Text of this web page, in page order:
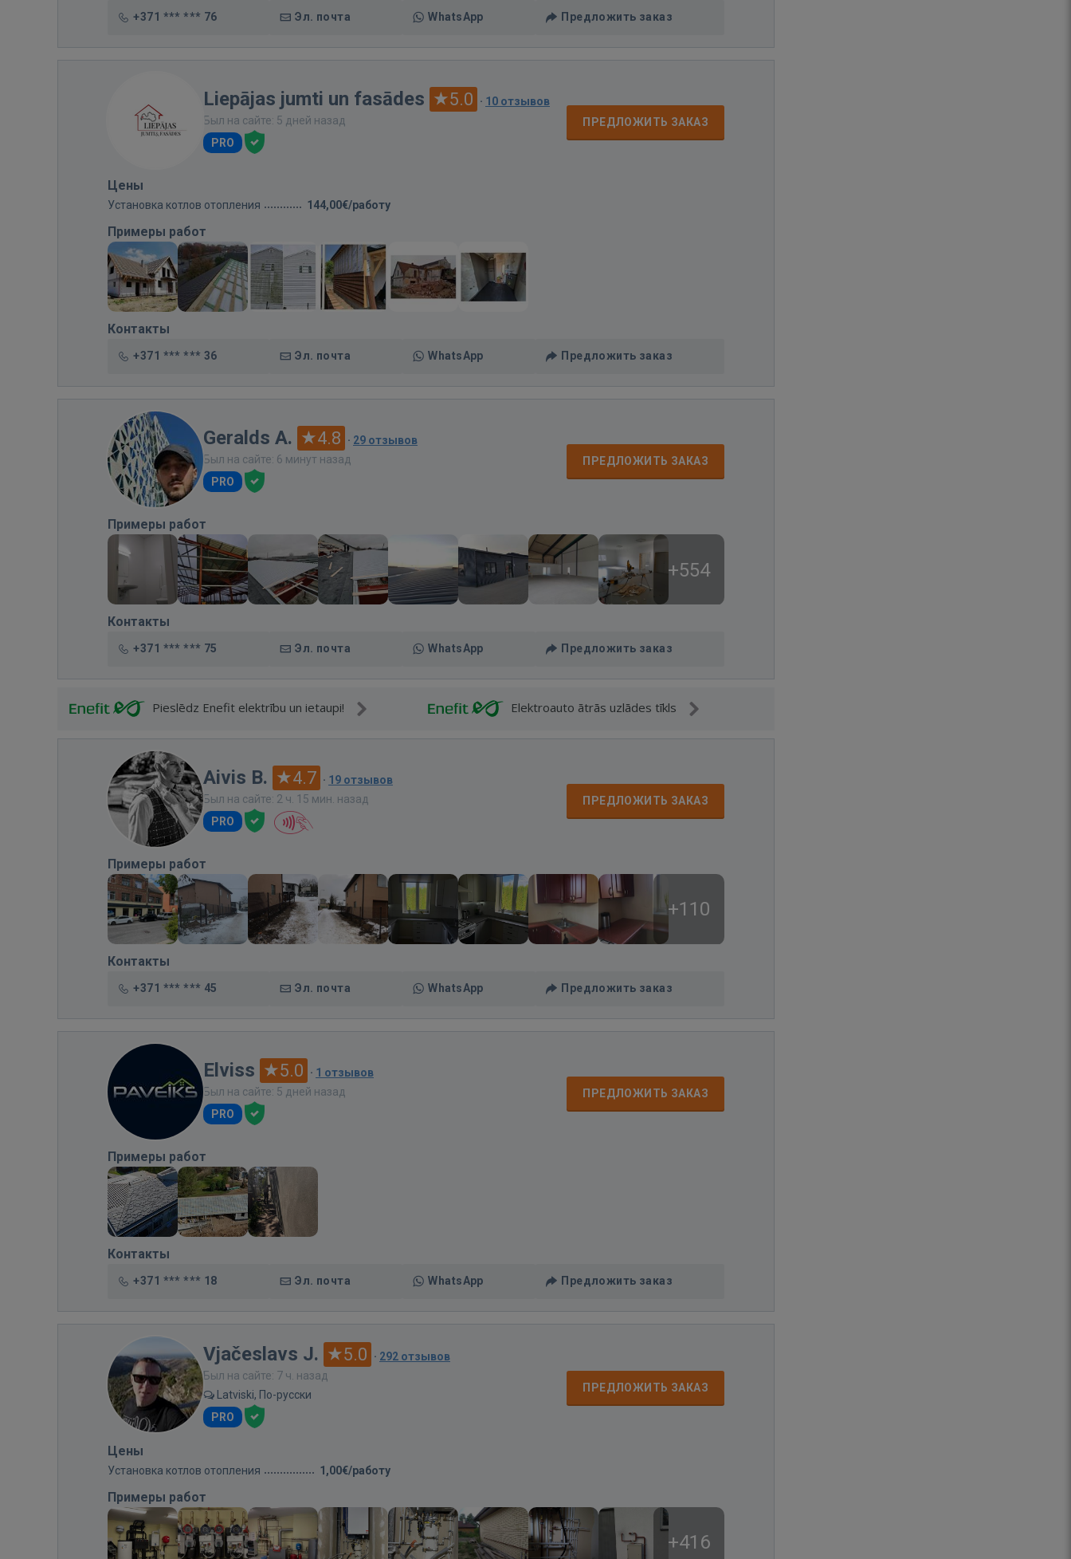
+371 *** *** 76 Эл. почта WhatsApp Предложить заказ
Liepājas jumti un fasādes 5.0 · 10 отзывов
Был на сайте: 5 дней назад
PRO
ПРЕДЛОЖИТЬ ЗАКАЗ
Цены
Установка котлов отопления 144,00€/работу
Примеры работ
Контакты
+371 *** *** 36 Эл. почта WhatsApp Предложить заказ
Geralds A. 4.8 · 29 отзывов
Был на сайте: 6 минут назад
PRO
ПРЕДЛОЖИТЬ ЗАКАЗ
Примеры работ
+554
Контакты
+371 *** *** 75 Эл. почта WhatsApp Предложить заказ
Pieslēdz Enefit elektrību un ietaupi! Elektroauto ātrās uzlādes tīkls
Aivis B. 4.7 · 19 отзывов
Был на сайте: 2 ч. 15 мин. назад
PRO
ПРЕДЛОЖИТЬ ЗАКАЗ
Примеры работ
+110
Контакты
+371 *** *** 45 Эл. почта WhatsApp Предложить заказ
Elviss 5.0 · 1 отзывов
Был на сайте: 5 дней назад
PRO
ПРЕДЛОЖИТЬ ЗАКАЗ
Примеры работ
Контакты
+371 *** *** 18 Эл. почта WhatsApp Предложить заказ
Vjačeslavs J. 5.0 · 292 отзывов
Был на сайте: 7 ч. назад
Latviski, По-русски
PRO
ПРЕДЛОЖИТЬ ЗАКАЗ
Цены
Установка котлов отопления 1,00€/работу
Примеры работ
+416